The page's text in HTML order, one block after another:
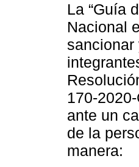
La “Guía
Nacional
170-
ante un
de la
manera: